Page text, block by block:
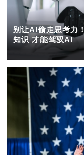
别让AI偷走思考力
知识 才能驾驭AI